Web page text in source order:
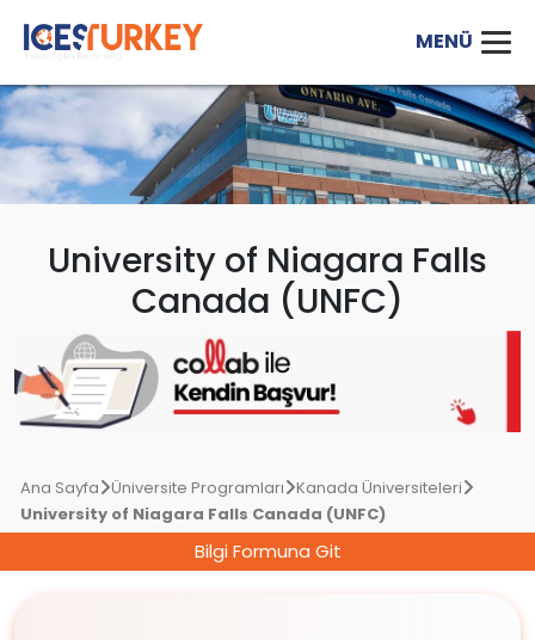
University of Niagara Falls
Canada (UNFC)
Ana Sayfa Üniversite Programları Kanada Üniversiteleri
University of Niagara Falls Canada (UNFC)
Bilgi Formuna Git